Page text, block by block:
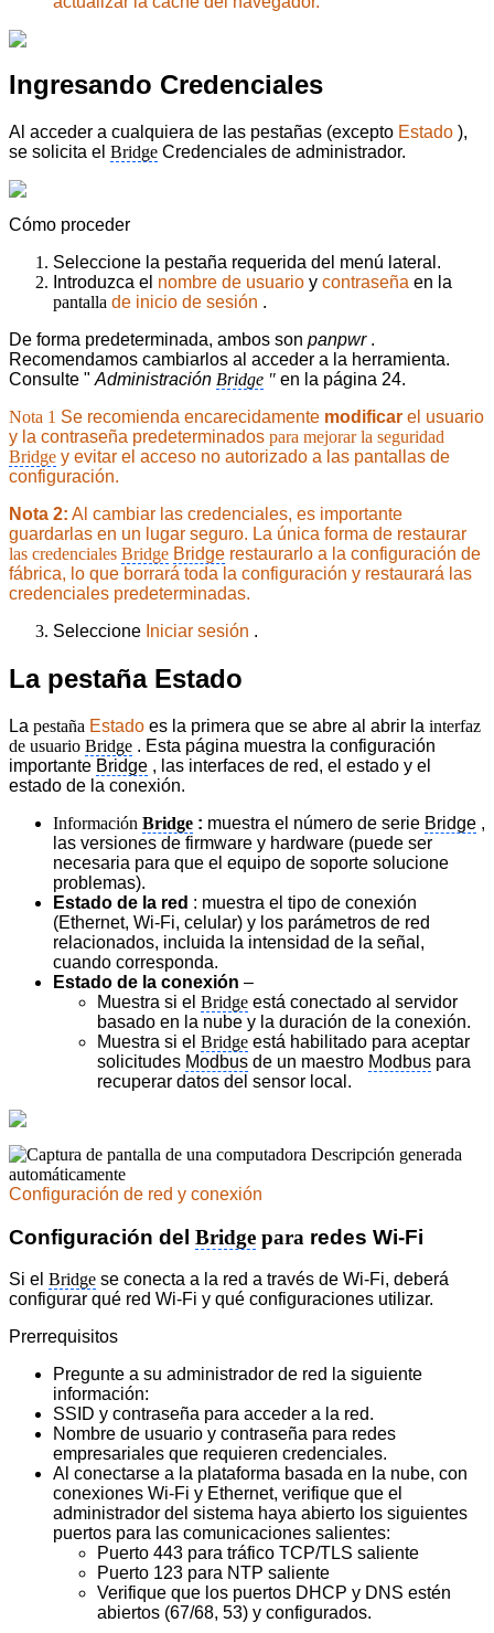
Ingresando Credenciales
Al acceder a cualquiera de las pestañas (excepto Estado ),
se solicita el Bridge Credenciales de administrador.
Cómo proceder
Seleccione la pestaña requerida del menú lateral.
Introduzca el nombre de usuario y contraseña en la
pantalla de inicio de sesión .
De forma predeterminada, ambos son panpwr .
Recomendamos cambiarlos al acceder a la herramienta.
Consulte " Administración Bridge " en la página 24.
Nota 1 Se recomienda encarecidamente modificar el usuario
y la contraseña predeterminados para mejorar la seguridad
Bridge y evitar el acceso no autorizado a las pantallas de
configuración.
Nota 2: Al cambiar las credenciales, es importante
guardarlas en un lugar seguro. La única forma de restaurar
las credenciales Bridge Bridge restaurarlo a la configuración de
fábrica, lo que borrará toda la configuración y restaurará las
credenciales predeterminadas.
Seleccione Iniciar sesión .
La pestaña Estado
La pestaña Estado es la primera que se abre al abrir la interfaz
de usuario Bridge . Esta página muestra la configuración
importante Bridge , las interfaces de red, el estado y el
estado de la conexión.
Información Bridge : muestra el número de serie Bridge ,
las versiones de firmware y hardware (puede ser
necesaria para que el equipo de soporte solucione
problemas).
Estado de la red : muestra el tipo de conexión
(Ethernet, Wi-Fi, celular) y los parámetros de red
relacionados, incluida la intensidad de la señal,
cuando corresponda.
Estado de la conexión –
Muestra si el Bridge está conectado al servidor
basado en la nube y la duración de la conexión.
Muestra si el Bridge está habilitado para aceptar
solicitudes Modbus de un maestro Modbus para
recuperar datos del sensor local.
Configuración de red y conexión
Configuración del Bridge para redes Wi-Fi
Si el Bridge se conecta a la red a través de Wi-Fi, deberá
configurar qué red Wi-Fi y qué configuraciones utilizar.
Prerrequisitos
Pregunte a su administrador de red la siguiente
información:
SSID y contraseña para acceder a la red.
Nombre de usuario y contraseña para redes
empresariales que requieren credenciales.
Al conectarse a la plataforma basada en la nube, con
conexiones Wi-Fi y Ethernet, verifique que el
administrador del sistema haya abierto los siguientes
puertos para las comunicaciones salientes:
Puerto 443 para tráfico TCP/TLS saliente
Puerto 123 para NTP saliente
Verifique que los puertos DHCP y DNS estén
abiertos (67/68, 53) y configurados.